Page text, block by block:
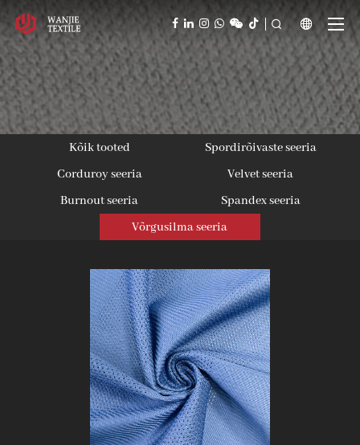
  
Kõik tooted
Spordirõivaste seeria
Corduroy seeria
Velvet seeria
Burnout seeria
Spandex seeria
Võrgusilma seeria